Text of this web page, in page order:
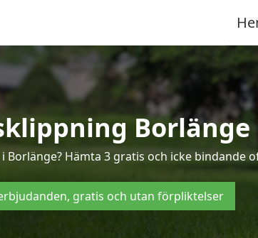
Borlänge
Hämta 3 gratis och icke bindande
gratis och utan förpliktelser